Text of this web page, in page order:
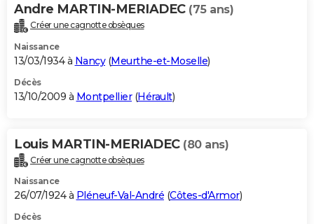
Andre MARTIN-MERIADEC (75 ans)
Créer une cagnotte obsèques
Naissance
13/03/1934 à Nancy(Meurthe-et-Moselle)
Décès
13/10/2009 à Montpellier(Hérault)
Louis MARTIN-MERIADEC (80 ans)
Créer une cagnotte obsèques
Naissance
26/07/1924 à Pléneuf-Val-André (Côtes-d'Armor)
Décès